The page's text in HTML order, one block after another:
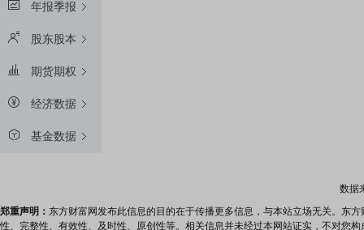
年报季报
股东股本
期货期权
经济数据
基金数据
数据
郑重声明： 东方财富网发布此信息的目的在于传播更多信息，与本站立场无关。东
性、完整性、有效性、及时性、原创性等。相关信息并未经过本网站证实，不对您